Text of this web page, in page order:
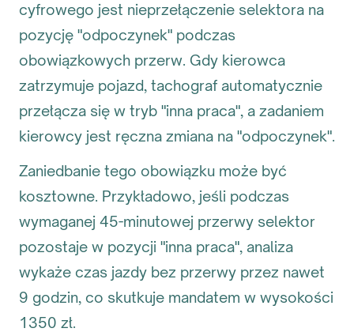
cyfrowego jest nieprzełączenie selektora na
pozycję "odpoczynek" podczas
obowiązkowych przerw. Gdy kierowca
zatrzymuje pojazd, tachograf automatycznie
przełącza się w tryb "inna praca", a zadaniem
kierowcy jest ręczna zmiana na "odpoczynek".
Zaniedbanie tego obowiązku może być
kosztowne. Przykładowo, jeśli podczas
wymaganej 45-minutowej przerwy selektor
pozostaje w pozycji "inna praca", analiza
wykaże czas jazdy bez przerwy przez nawet
9 godzin, co skutkuje mandatem w wysokości
1350 zł.